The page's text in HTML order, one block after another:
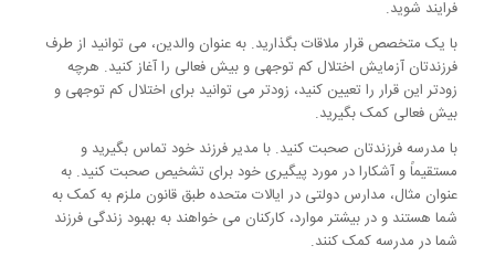
فرایند شوید.
با یک متخصص قرار ملاقات بگذارید. به عنوان والدین، می توانید از طرف
فرزندتان آزمایش اختلال کم توجهی و بیش فعالی را آغاز کنید. هرچه
زودتر این قرار را تعیین کنید، زودتر می توانید برای اختلال کم توجهی و
بیش فعالی کمک بگیرید.
با مدرسه فرزندتان صحبت کنید. با مدیر فرزند خود تماس بگیرید و
مستقیماً و آشکارا در مورد پیگیری خود برای تشخیص صحبت کنید. به
عنوان مثال، مدارس دولتی در ایالات متحده طبق قانون ملزم به کمک به
شما هستند و در بیشتر موارد، کارکنان می خواهند به بهبود زندگی فرزند
شما در مدرسه کمک کنند.